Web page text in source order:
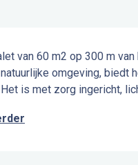
van 60 m2 op 300 m
omgeving, biedt
is met zorg ingericht,